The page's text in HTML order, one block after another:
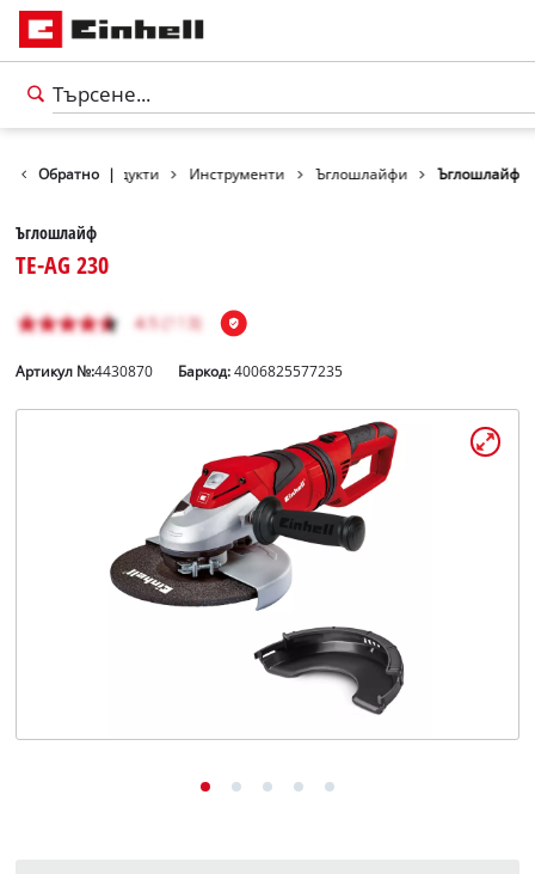
Обратно |
Продукти Инструменти Ъглошлайфи Ъглошлайф
Ъглошлайф
TE-AG 230
Артикул №:4430870 Баркод:4006825577235